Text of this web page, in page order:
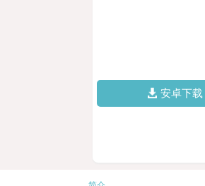
安卓下载